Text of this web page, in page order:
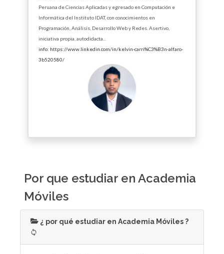
Peruana de Ciencias Aplicadas y egresado en Computación e
Informática del Instituto IDAT, con conocimientos en
Programación, Análisis, Desarrollo Web y Redes. Asertivo,
iniciativa propia, autodidacta...
info: https://www.linkedin.com/in/kelvin-carri%C3%B3n-alfaro-
3b520580/
Por que estudiar en Academia
Móviles
¿ por qué estudiar en Academia Móviles ?